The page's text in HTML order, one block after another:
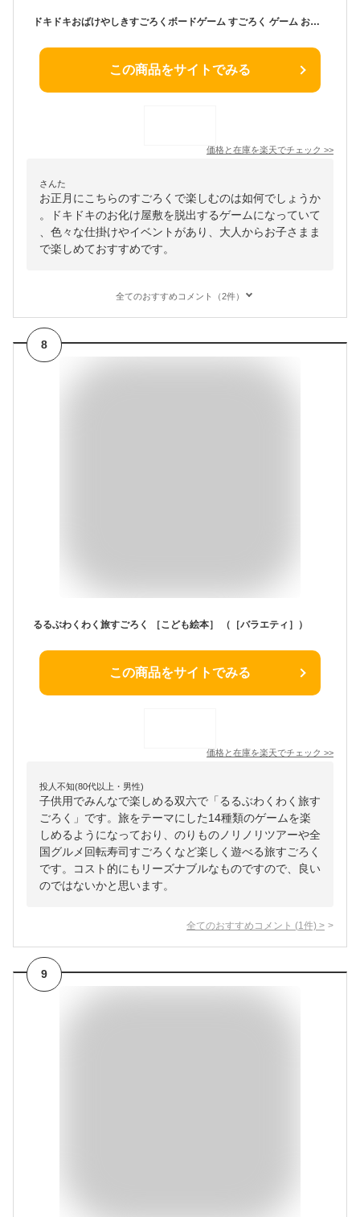
ドキドキおばけやしきすごろくボードゲーム すごろく ゲーム お化け屋敷 おばけ お化け 脱出 脱出ゲーム テーブルゲーム 知育 学習 子ども 幼児 幼稚園 保育園 小学生 お正月 ホビー 玩具 おもちゃ オモチャ 脳トレ 景品
この商品をサイトでみる
価格と在庫を楽天でチェック >>
さんた
お正月にこちらのすごろくで楽しむのは如何でしょうか
。ドキドキのお化け屋敷を脱出するゲームになっていて
、色々な仕掛けやイベントがあり、大人からお子さまま
で楽しめておすすめです。
全てのおすすめコメント（2件）
8
るるぶわくわく旅すごろく ［こども絵本］ （［バラエティ］）
この商品をサイトでみる
価格と在庫を楽天でチェック >>
投人不知(80代以上・男性)
子供用でみんなで楽しめる双六で「るるぶわくわく旅す
ごろく」です。旅をテーマにした14種類のゲームを楽
しめるようになっており、のりものノリノリツアーや全
国グルメ回転寿司すごろくなど楽しく遊べる旅すごろく
です。コスト的にもリーズナブルなものですので、良い
のではないかと思います。
全てのおすすめコメント (1 件) >
9